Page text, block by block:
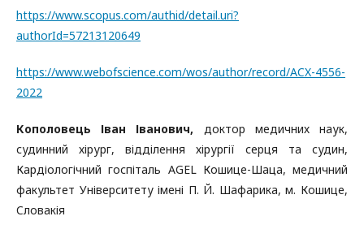
https://www.scopus.com/authid/detail.uri?
authorId=57213120649
https://www.webofscience.com/wos/author/record/ACX-4556-
2022
Кополовець Іван Іванович, доктор медичних наук,
судинний хірург, відділення хірургії серця та судин,
Кардіологічний госпіталь AGEL Кошице-Шаца, медичний
факультет Університету імені П. Й. Шафарика, м. Кошице,
Cловакія